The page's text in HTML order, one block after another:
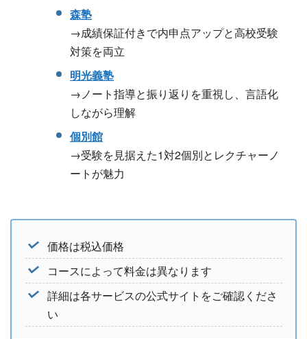
森塾
→成績保証付きで内申点アップと高校受験
対策を両立
明光義塾
→ノート指導と振り返りを重視し、言語化
しながら理解
個別館
→受験を見据えた1対2個別とレクチャーノ
ートが魅力
価格は税込価格
コースによって料金は異なります
詳細は各サービスの公式サイトをご確認くださ
い